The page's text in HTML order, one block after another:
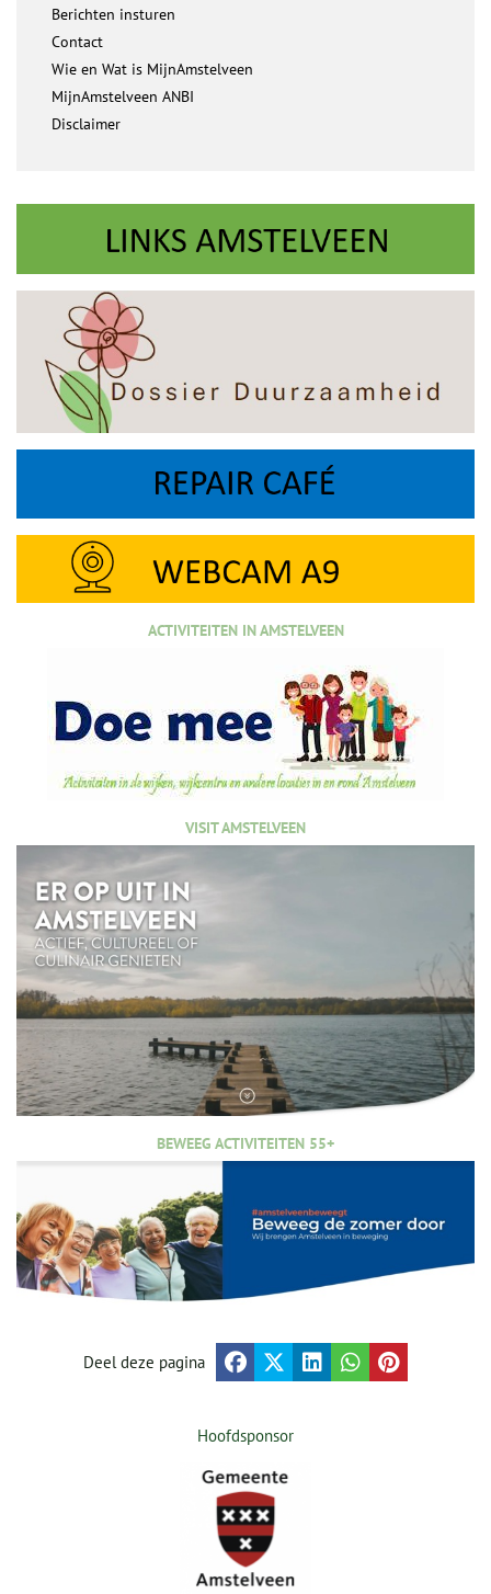
Berichten insturen
Contact
Wie en Wat is MijnAmstelveen
MijnAmstelveen ANBI
Disclaimer
ACTIVITEITEN IN AMSTELVEEN
VISIT AMSTELVEEN
BEWEEG ACTIVITEITEN 55+
Deel deze pagina
Hoofdsponsor